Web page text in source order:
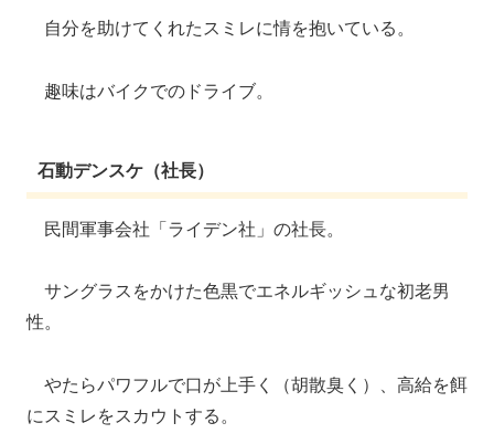
自分を助けてくれたスミレに情を抱いている。
趣味はバイクでのドライブ。
石動デンスケ（社長）
民間軍事会社「ライデン社」の社長。
サングラスをかけた色黒でエネルギッシュな初老男
性。
やたらパワフルで口が上手く（胡散臭く）、高給を餌
にスミレをスカウトする。